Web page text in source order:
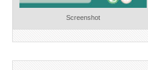
Screenshot